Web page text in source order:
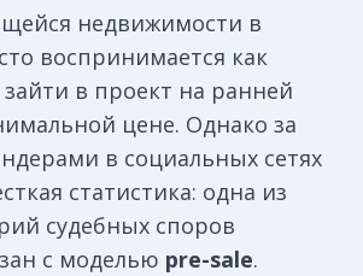
недвижимости в
воспринимается как
зайти в проект на ранней
цене. Однако за
в социальных сетях
статистика: одна из
судебных споров
с моделью pre-sale.